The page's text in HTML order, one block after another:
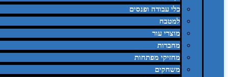
כלי עבודה ופנסים
למטבח
מוצרי עור
מחברות
מחזיקי מפתחות
משחקים